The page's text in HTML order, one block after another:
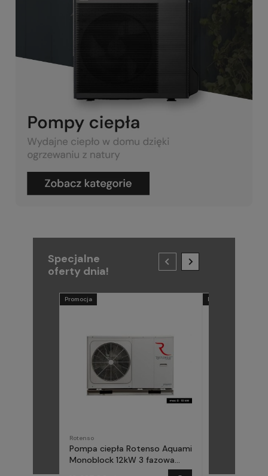
Specjalne
oferty dnia!
Rotenso
Pompa ciepła Rotenso Aquami
Monoblock 12kW 3 fazowa
Promocja Promocja